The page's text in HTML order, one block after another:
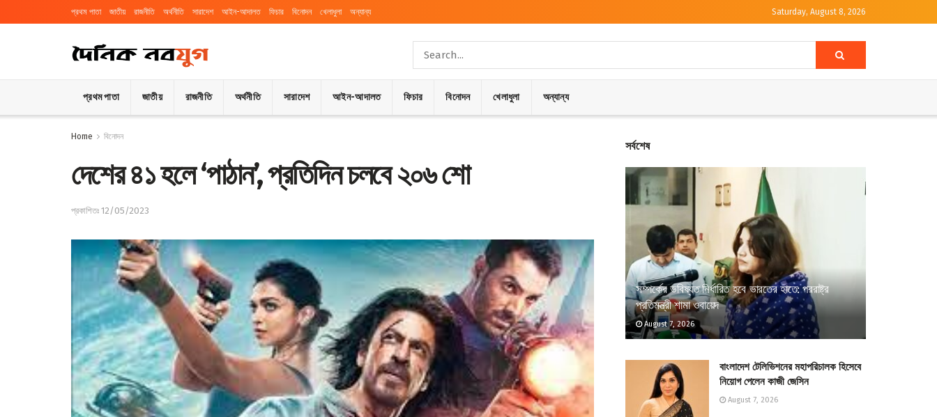
প্রথম পাতা জাতীয় রাজনীতি অর্থনীতি সারাদেশ আইন-আদালত ফিচার বিনোদন খেলাধুলা অন্যান্য Saturday, August 8, 2026
প্রথম পাতা জাতীয় রাজনীতি অর্থনীতি সারাদেশ আইন-আদালত ফিচার বিনোদন খেলাধুলা অন্যান্য
Home বিনোদন
দেশের ৪১ হলে ‘পাঠান’, প্রতিদিন চলবে ২০৬ শো
প্রকাশিতঃ 12/05/2023
সর্বশেষ
সম্পর্কের ভবিষ্যত নির্ধারিত হবে ভারতের হাতে: পররাষ্ট্র
প্রতিমন্ত্রী শামা ওবায়েদ
August 7, 2026
বাংলাদেশ টেলিভিশনের মহাপরিচালক হিসেবে
নিয়োগ পেলেন কাজী জেসিন
August 7, 2026